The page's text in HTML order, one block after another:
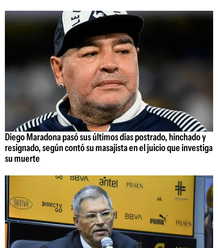
Diego Maradona pasó sus últimos días postrado, hinchado y
resignado, según contó su masajista en el juicio que investiga
su muerte